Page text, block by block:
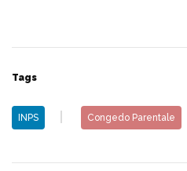
Tags
INPS Congedo Parentale